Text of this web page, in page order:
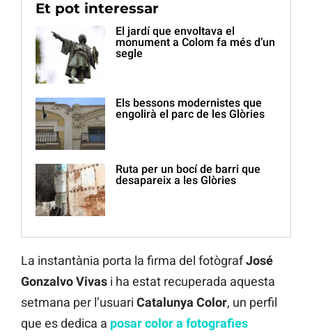
Et pot interessar
El jardí que envoltava el
monument a Colom fa més d’un
segle
Els bessons modernistes que
engolirà el parc de les Glòries
Ruta per un bocí de barri que
desapareix a les Glòries
La instantània porta la firma del fotògrafJosé
Gonzalvo Vivas i ha estat recuperada aquesta
setmana per l’usuari Catalunya Color, un perfil
que es dedica a posar color a fotografies